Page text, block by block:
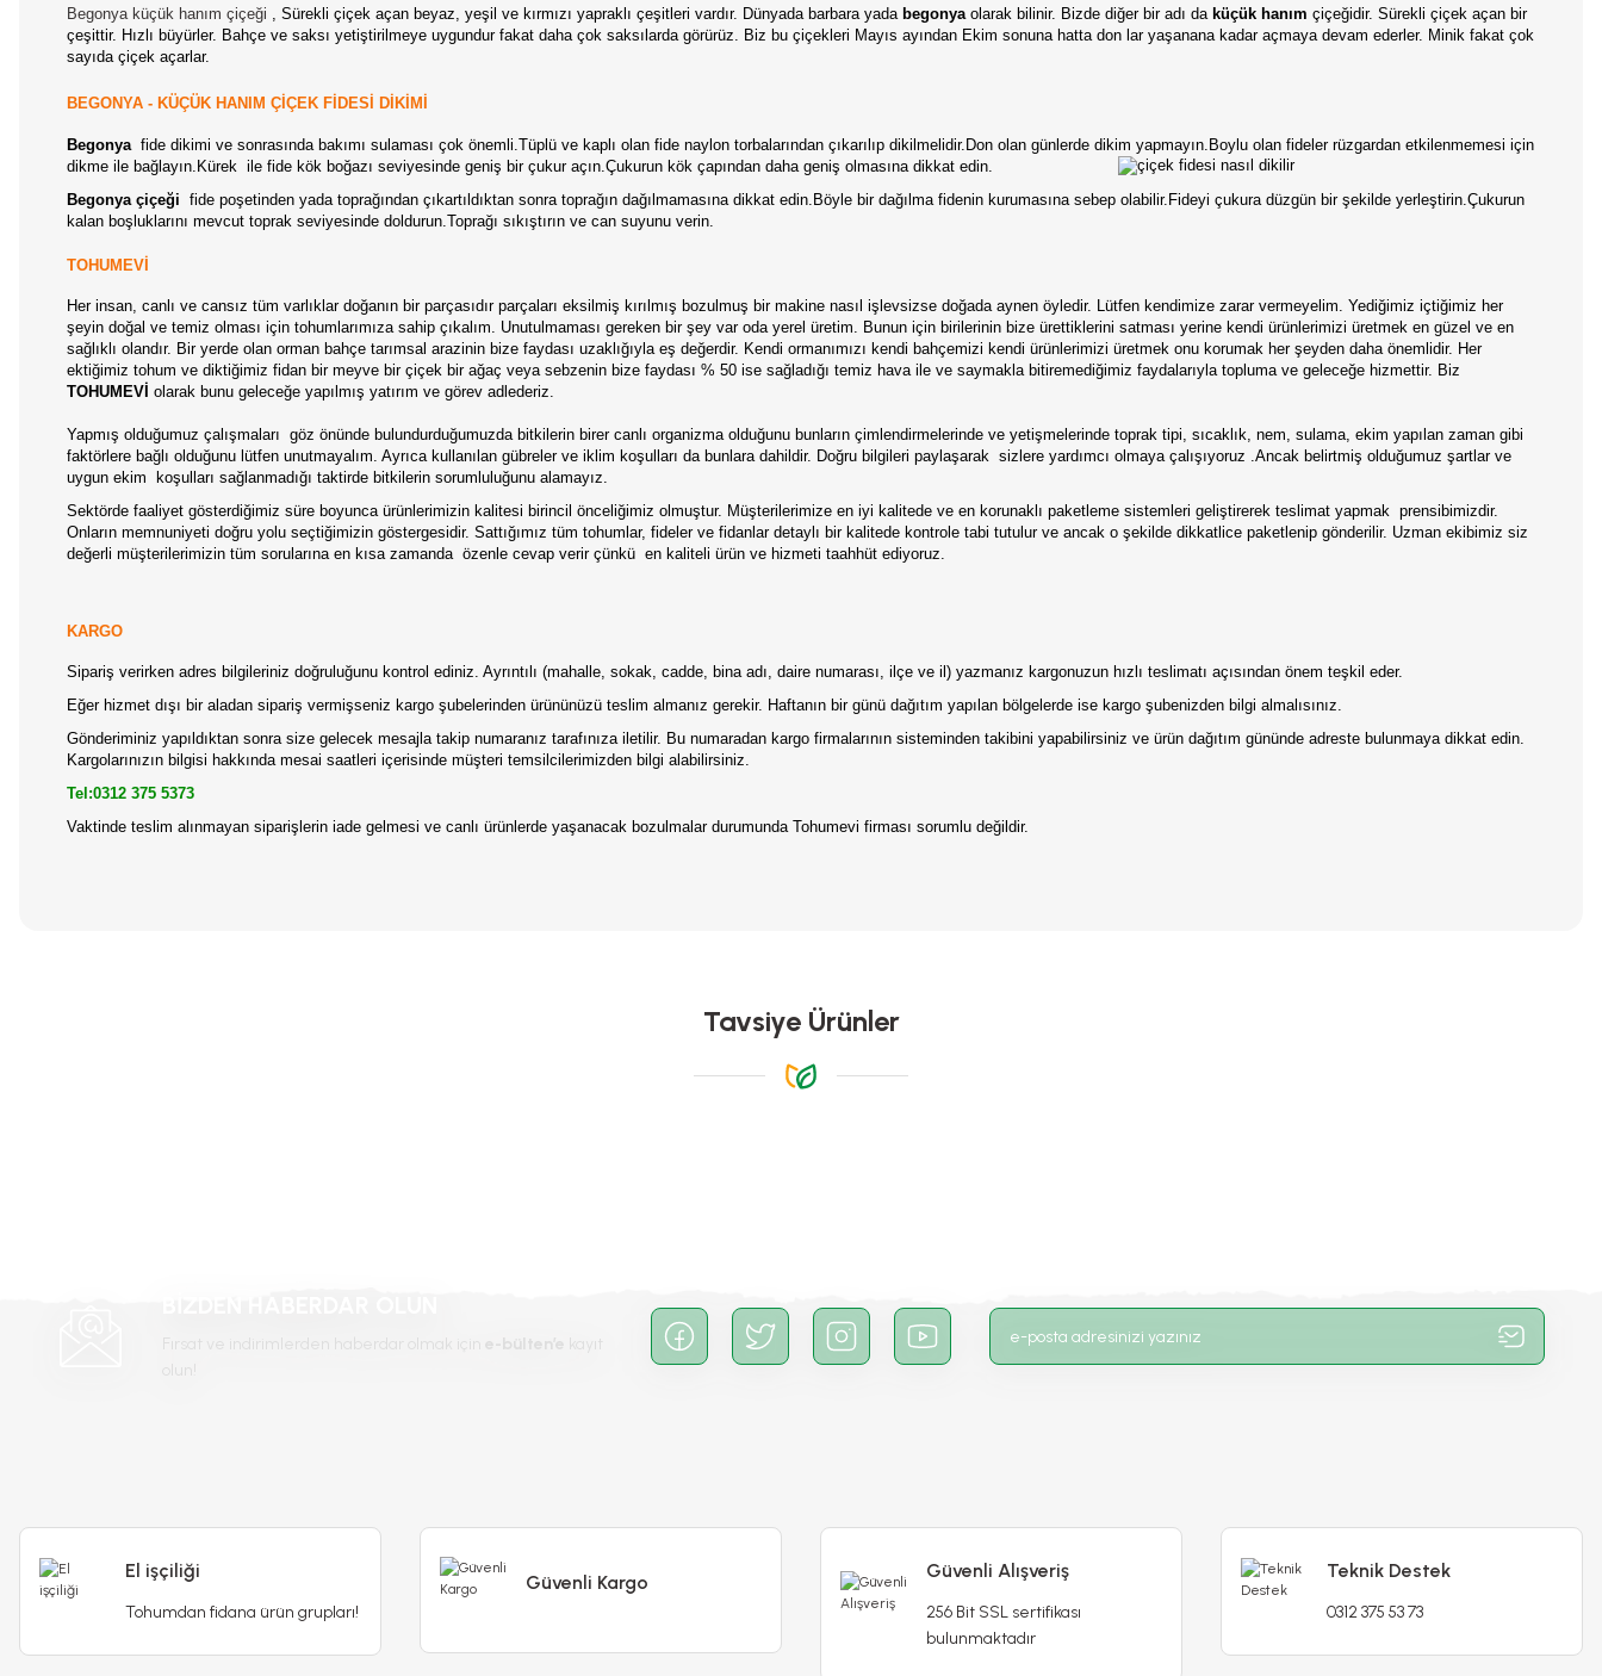
Begonya küçük hanım çiçeği , Sürekli çiçek açan beyaz, yeşil ve kırmızı yapraklı çeşitleri vardır. Dünyada barbara yada begonyaolarak bilinir. Bizde diğer bir adı da küçük hanım çiçeğidir. Sürekli çiçek açan bir
çeşittir. Hızlı büyürler. Bahçe ve saksı yetiştirilmeye uygundur fakat daha çok saksılarda görürüz. Biz bu çiçekleri Mayıs ayından Ekim sonuna hatta don lar yaşanana kadar açmaya devam ederler. Minik fakat çok
sayıda çiçek açarlar.
BEGONYA - KÜÇÜK HANIM ÇİÇEK FİDESİ DİKİMİ
Begonya fide dikimi ve sonrasında bakımı sulaması çok önemli.Tüplü ve kaplı olan fide naylon torbalarından çıkarılıp dikilmelidir.Don olan günlerde dikim yapmayın.Boylu olan fideler rüzgardan etkilenmemesi için
dikme ile bağlayın. Kürek ile fide kök boğazı seviyesinde geniş bir çukur açın.Çukurun kök çapından daha geniş olmasına dikkat edin.
Begonya çiçeği fide poşetinden yada toprağından çıkartıldıktan sonra toprağın dağılmamasına dikkat edin.Böyle bir dağılma fidenin kurumasına sebep olabilir.Fideyi çukura düzgün bir şekilde yerleştirin.Çukurun
kalan boşluklarını mevcut toprak seviyesinde doldurun.Toprağı sıkıştırın ve can suyunu verin.
TOHUMEVİ
Her insan, canlı ve cansız tüm varlıklar doğanın bir parçasıdır parçaları eksilmiş kırılmış bozulmuş bir makine nasıl işlevsizse doğada aynen öyledir. Lütfen kendimize zarar vermeyelim. Yediğimiz içtiğimiz her
şeyin doğal ve temiz olması için tohumlarımıza sahip çıkalım. Unutulmaması gereken bir şey var oda yerel üretim. Bunun için birilerinin bize ürettiklerini satması yerine kendi ürünlerimizi üretmek en güzel ve en
sağlıklı olandır. Bir yerde olan orman bahçe tarımsal arazinin bize faydası uzaklığıyla eş değerdir. Kendi ormanımızı kendi bahçemizi kendi ürünlerimizi üretmek onu korumak her şeyden daha önemlidir. Her
ektiğimiz tohum ve diktiğimiz fidan bir meyve bir çiçek bir ağaç veya sebzenin bize faydası % 50 ise sağladığı temiz hava ile ve saymakla bitiremediğimiz faydalarıyla topluma ve geleceğe hizmettir. Biz
TOHUMEVİ olarak bunu geleceğe yapılmış yatırım ve görev adlederiz.
Yapmış olduğumuz çalışmaları göz önünde bulundurduğumuzda bitkilerin birer canlı organizma olduğunu bunların çimlendirmelerinde ve yetişmelerinde toprak tipi, sıcaklık, nem, sulama, ekim yapılan zaman gibi
faktörlere bağlı olduğunu lütfen unutmayalım. Ayrıca kullanılan gübreler ve iklim koşulları da bunlara dahildir. Doğru bilgileri paylaşarak sizlere yardımcı olmaya çalışıyoruz .Ancak belirtmiş olduğumuz şartlar ve
uygun ekim koşulları sağlanmadığı taktirde bitkilerin sorumluluğunu alamayız.
Sektörde faaliyet gösterdiğimiz süre boyunca ürünlerimizin kalitesi birincil önceliğimiz olmuştur. Müşterilerimize en iyi kalitede ve en korunaklı paketleme sistemleri geliştirerek teslimat yapmak prensibimizdir.
Onların memnuniyeti doğru yolu seçtiğimizin göstergesidir. Sattığımız tüm tohumlar, fideler ve fidanlar detaylı bir kalitede kontrole tabi tutulur ve ancak o şekilde dikkatlice paketlenip gönderilir. Uzman ekibimiz siz
değerli müşterilerimizin tüm sorularına en kısa zamanda özenle cevap verir çünkü en kaliteli ürün ve hizmeti taahhüt ediyoruz.
KARGO
Sipariş verirken adres bilgileriniz doğruluğunu kontrol ediniz. Ayrıntılı (mahalle, sokak, cadde, bina adı, daire numarası, ilçe ve il) yazmanız kargonuzun hızlı teslimatı açısından önem teşkil eder.
Eğer hizmet dışı bir aladan sipariş vermişseniz kargo şubelerinden ürününüzü teslim almanız gerekir. Haftanın bir günü dağıtım yapılan bölgelerde ise kargo şubenizden bilgi almalısınız.
Gönderiminiz yapıldıktan sonra size gelecek mesajla takip numaranız tarafınıza iletilir. Bu numaradan kargo firmalarının sisteminden takibini yapabilirsiniz ve ürün dağıtım gününde adreste bulunmaya dikkat edin.
Kargolarınızın bilgisi hakkında mesai saatleri içerisinde müşteri temsilcilerimizden bilgi alabilirsiniz.
Tel:0312 375 5373
Vaktinde teslim alınmayan siparişlerin iade gelmesi ve canlı ürünlerde yaşanacak bozulmalar durumunda Tohumevi firması sorumlu değildir.
Yorum Yaz
Tavsiye Ürünler
Sardunya fidesi - Pelargonium X Zonale
50,00 TL
El işçiliği
Tohumdan fidana ürün grupları!
Güvenli Kargo
Güvenli Alışveriş
256 Bit SSL sertifikası
bulunmaktadır
Teknik Destek
0312 375 53 73